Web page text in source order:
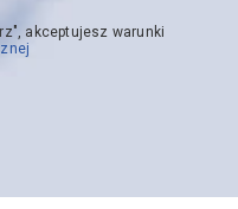
akceptujesz warunki